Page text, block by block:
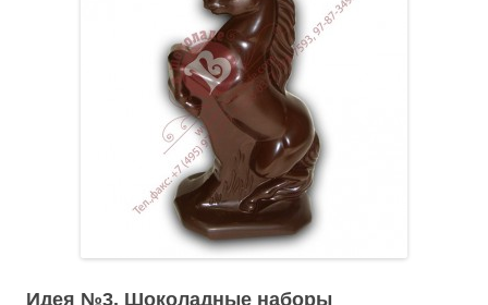
Идея №3. Шоколадные наборы